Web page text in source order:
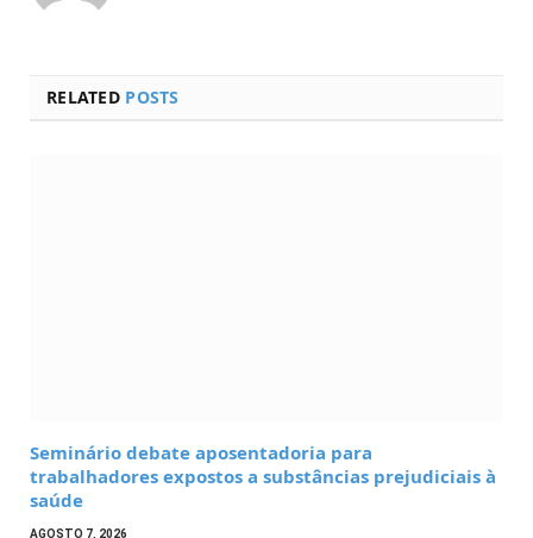
RELATED POSTS
Seminário debate aposentadoria para
trabalhadores expostos a substâncias prejudiciais à
saúde
AGOSTO 7, 2026